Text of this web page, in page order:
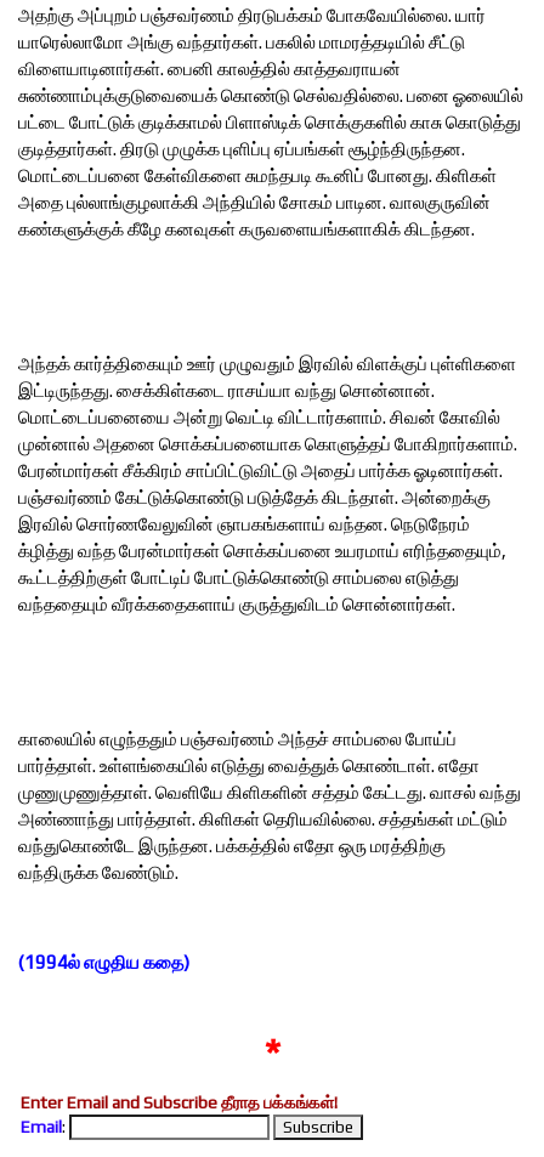
அதற்கு அப்புறம் பஞ்சவர்ணம் திரடுபக்கம் போகவேயில்லை. யார்
யாரெல்லாமோ அங்கு வந்தார்கள். பகலில் மாமரத்தடியில் சீட்டு
விளையாடினார்கள். பைனி காலத்தில் காத்தவராயன்
சுண்ணாம்புக்குடுவையைக் கொண்டு செல்வதில்லை. பனை ஓலையில்
பட்டை போட்டுக் குடிக்காமல் பிளாஸ்டிக் சொக்குகளில் காசு கொடுத்து
குடித்தார்கள். திரடு முழுக்க புளிப்பு ஏப்பங்கள் சூழ்ந்திருந்தன.
மொட்டைப்பனை கேள்விகளை சுமந்தபடி கூனிப் போனது. கிளிகள்
அதை புல்லாங்குழலாக்கி அந்தியில் சோகம் பாடின. வாலகுருவின்
கண்களுக்குக் கீழே கனவுகள் கருவளையங்களாகிக் கிடந்தன.
அந்தக் கார்த்திகையும் ஊர் முழுவதும் இரவில் விளக்குப் புள்ளிகளை
இட்டிருந்தது. சைக்கிள்கடை ராசய்யா வந்து சொன்னான்.
மொட்டைப்பனையை அன்று வெட்டி விட்டார்களாம். சிவன் கோவில்
முன்னால் அதனை சொக்கப்பனையாக கொளுத்தப் போகிறார்களாம்.
பேரன்மார்கள் சீக்கிரம் சாப்பிட்டுவிட்டு அதைப் பார்க்க ஓடினார்கள்.
பஞ்சவர்ணம் கேட்டுக்கொண்டு படுத்தேக் கிடந்தாள். அன்றைக்கு
இரவில் சொர்ணவேலுவின் ஞாபகங்களாய் வந்தன. நெடுநேரம்
க்ழித்து வந்த பேரன்மார்கள் சொக்கப்பனை உயரமாய் எரிந்ததையும்,
கூட்டத்திற்குள் போட்டிப் போட்டுக்கொண்டு சாம்பலை எடுத்து
வந்ததையும் வீரக்கதைகளாய் குருத்துவிடம் சொன்னார்கள்.
காலையில் எழுந்ததும் பஞ்சவர்ணம் அந்தச் சாம்பலை போய்ப்
பார்த்தாள். உள்ளங்கையில் எடுத்து வைத்துக் கொண்டாள். எதோ
முணுமுணுத்தாள். வெளியே கிளிகளின் சத்தம் கேட்டது. வாசல் வந்து
அண்ணாந்து பார்த்தாள். கிளிகள் தெரியவில்லை. சத்தங்கள் மட்டும்
வந்துகொண்டே இருந்தன. பக்கத்தில் எதோ ஒரு மரத்திற்கு
வந்திருக்க வேண்டும்.
(1994ல் எழுதிய கதை)
*
Enter Email and Subscribe தீராத பக்கங்கள்!
Email: